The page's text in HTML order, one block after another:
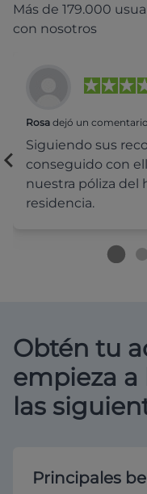
Más de 179.000
con nosotros
Rosa dejó un
Siguiendo sus
conseguido con
nuestra póliza del
residencia.
Obtén tu
empieza
las
Principales